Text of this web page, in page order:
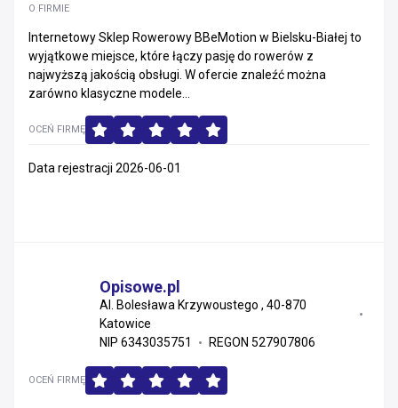
O FIRMIE
Internetowy Sklep Rowerowy BBeMotion w Bielsku-Białej to
wyjątkowe miejsce, które łączy pasję do rowerów z
najwyższą jakością obsługi. W ofercie znaleźć można
zarówno klasyczne modele...
OCEŃ FIRMĘ
Data rejestracji 2026-06-01
Opisowe.pl
Al. Bolesława Krzywoustego , 40-870
Katowice
NIP 6343035751
REGON 527907806
OCEŃ FIRMĘ